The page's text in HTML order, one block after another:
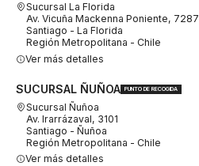
Sucursal La Florida
Av. Vicuña Mackenna Poniente, 7287
Santiago - La Florida
Región Metropolitana - Chile
Ver más detalles
SUCURSAL ÑUÑOA PUNTO DE RECOGIDA
Sucursal Ñuñoa
Av. Irarrázaval, 3101
Santiago - Ñuñoa
Región Metropolitana - Chile
Ver más detalles